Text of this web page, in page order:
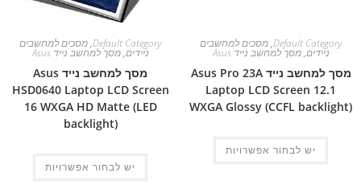
Default Category
,מסכים למחשבים
ניידים,מסך למחשב נייד Asus
מסך למחשב נייד Asus Pro 23A
Laptop LCD Screen 12.1
WXGA Glossy (CCFL backlight)
יש לבחור אפשרויות
Default Category
,מסכים למחשבים
ניידים,מסך למחשב נייד Asus
מסך למחשב נייד Asus
HSD0640 Laptop LCD Screen
16 WXGA HD Matte (LED
backlight)
יש לבחור אפשרויות